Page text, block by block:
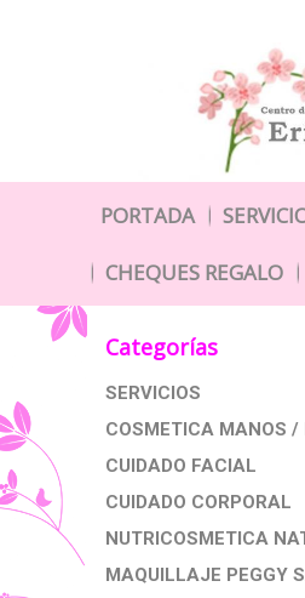
PORTADA
CHEQUES REGALO
Categorías
SERVICIOS
COSMETICA MANOS /
CUIDADO FACIAL
CUIDADO CORPORAL
NUTRICOSMETICA
MAQUILLAJE PEGGY